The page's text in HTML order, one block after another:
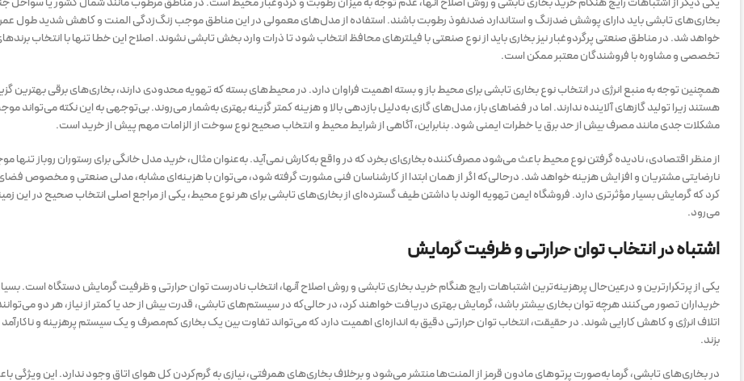
بخاری‌های تابشی باید دارای پوشش ضدزنگ و استاندارد ضدنفوذ رطوبت باشند. استفاده از مدل‌های معمولی در این مناطق موجب زنگ‌زدگی المنت و کاهش شدید طول
خواهد شد. در مناطق صنعتی پرگردوغبار نیز بخاری باید از نوع صنعتی با فیلترهای محافظ انتخاب شود تا ذرات وارد بخش تابشی نشوند. اصلاح این خطا تنها با انتخاب
تخصصی و مشاوره با فروشندگان معتبر ممکن است.
همچنین توجه به منبع انرژی در انتخاب نوع بخاری تابشی برای محیط باز و بسته اهمیت فراوان دارد. در محیط‌های بسته که تهویه محدودی دارند، بخاری‌های برقی بهترین
هستند زیرا تولید گازهای آلاینده ندارند. اما در فضاهای باز، مدل‌های گازی به‌دلیل بازدهی بالا و هزینه کمتر گزینه بهتری به‌شمار می‌روند. بی‌توجهی به این نکته می‌تواند
مشکلات جدی مانند مصرف بیش از حد برق یا خطرات ایمنی شود. بنابراین، آگاهی از شرایط محیط و انتخاب صحیح نوع سوخت از الزامات مهم پیش از خرید است.
از منظر اقتصادی، نادیده گرفتن نوع محیط باعث می‌شود مصرف‌کننده بخاری‌ای بخرد که در واقع به‌کارش نمی‌آید. به‌عنوان مثال، خرید مدل خانگی برای رستوران روباز تنها
نارضایتی مشتریان و افزایش هزینه خواهد شد. درحالی‌که اگر از همان ابتدا از کارشناسان فنی مشورت گرفته شود، می‌توان با هزینه‌ای مشابه، مدلی صنعتی و مخصوص فضای
کرد که گرمایش بسیار مؤثرتری دارد. فروشگاه ایمن تهویه الوند با داشتن طیف گسترده‌ای از بخاری‌های تابشی برای هر نوع محیط، یکی از مراجع اصلی انتخاب صحیح در این
می‌رود.
اشتباه در انتخاب توان حرارتی و ظرفیت گرمایش
یکی از پرتکرارترین و درعین‌حال پرهزینه‌ترین اشتباهات رایج هنگام خرید بخاری تابشی و روش اصلاح آنها، انتخاب نادرست توان حرارتی و ظرفیت گرمایش دستگاه است.
خریداران تصور می‌کنند هرچه توان بخاری بیشتر باشد، گرمایش بهتری دریافت خواهند کرد، در حالی‌که در سیستم‌های تابشی، قدرت بیش از حد یا کمتر از نیاز، هر دو
اتلاف انرژی و کاهش کارایی شوند. در حقیقت، انتخاب توان حرارتی دقیق به اندازه‌ای اهمیت دارد که می‌تواند تفاوت بین یک بخاری کم‌مصرف و یک سیستم پرهزینه و ناکارآمد
بزند.
در بخاری‌های تابشی، گرما به‌صورت پرتوهای مادون قرمز از المنت‌ها منتشر می‌شود و برخلاف بخاری‌های همرفتی، نیازی به گرم‌کردن کل هوای اتاق وجود ندارد. این ویژگی